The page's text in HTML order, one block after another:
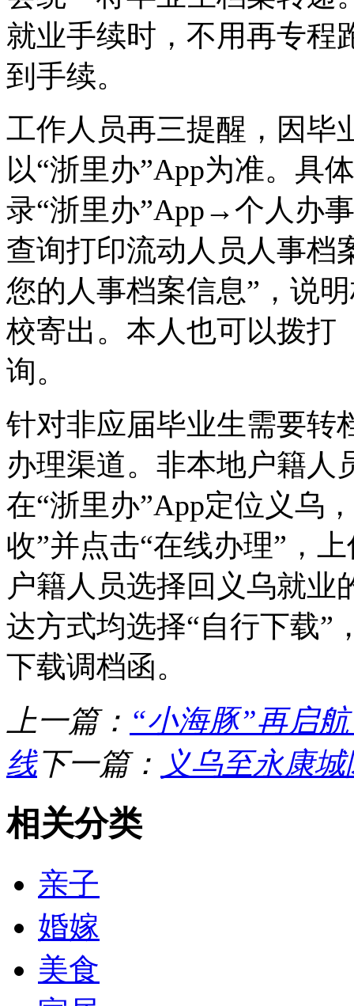
就业手续时，不用再专程
到手续。
工作人员再三提醒，因毕
以“浙里办”App为准。具
录“浙里办”App→个人
查询打印流动人员人事档
您的人事档案信息”，说
校寄出。本人也可以拨打
询。
针对非应届毕业生需要转
办理渠道。非本地户籍人
在“浙里办”App定位义乌
收”并点击“在线办理”，
户籍人员选择回义乌就业
达方式均选择“自行下载”
下载调档函。
上一篇： “小海豚”再启
线下一篇： 义乌至永康
相关分类
亲子
婚嫁
美食